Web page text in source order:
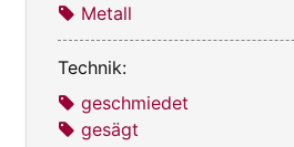
Metall
Technik:
geschmiedet
gesägt